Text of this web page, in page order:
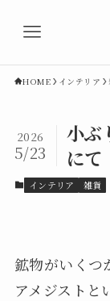
HOME インテリア
小ぶ
にて
2026
5/23
インテリア 雑貨
鉱物がいくつ
アメジストと